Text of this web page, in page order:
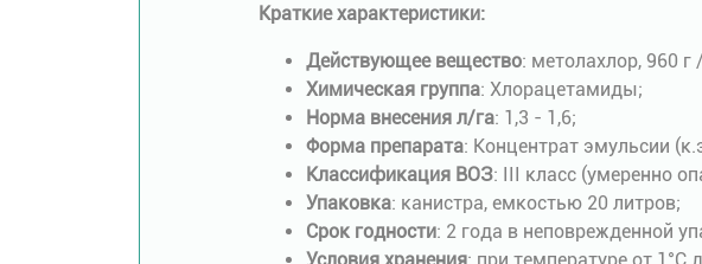
Краткие характеристики:
Действующее вещество: метолахлор, 960 г
Химическая группа: Хлорацетамиды;
Норма внесения л/га: 1,3 - 1,6;
Форма препарата: Концентрат эмульсии
Классификация ВОЗ: III класс (умеренно
Упаковка: канистра, емкостью 20 литров;
Срок годности: 2 года в неповрежденной